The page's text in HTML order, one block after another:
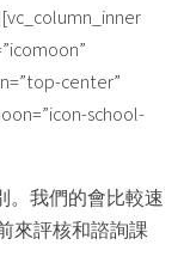
center”
school-
。我們的會比較速
來評核和諮詢課